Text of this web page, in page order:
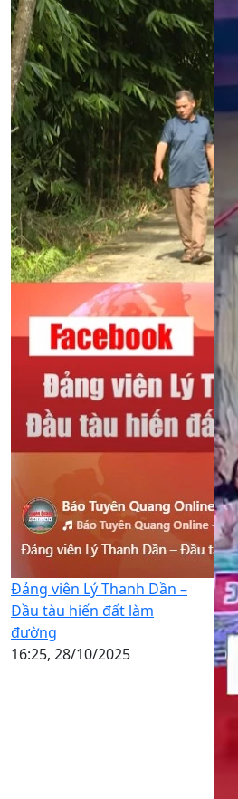
Đảng viên Lý Thanh Dần –
Đầu tàu hiến đất làm
đường
16:25, 28/10/2025